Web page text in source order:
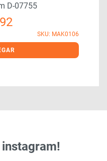
Broca Paleta 20 X 150 Mm D-07755
SKU: MAK0106
instagram!